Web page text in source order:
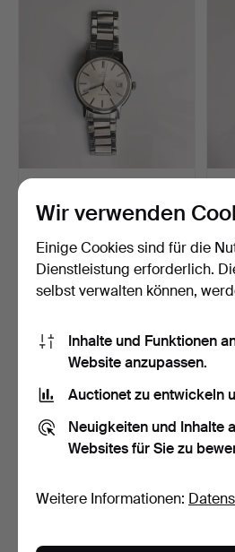
AUTOMATIC GENÈVA
HERRENARMBA…
Beendet 12. Feb 2026
22 Gebote
625 USD
3
48
VINTAGE-HERREN-
ARMBANDUHR VON
21 Gebote
17
Wir verwenden
Einige Cookies sind für die
Dienstleistung erforderlich.
selbst verwalten können,
Inhalte und Funktionen
Website anzupassen.
Auctionet zu entwickeln
Neuigkeiten und Inhalte
Websites für Sie zu
Weitere Informationen: